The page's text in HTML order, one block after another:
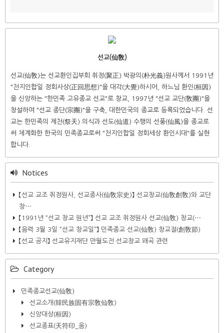
선교(仙敎)
선교(仙敎)는 선교환인집부회 취정(聚正) 박광의(朴光義)원사께서 1991년
"천지인합일 정회사상(正回思想)"을 대각(大覺)하시어, 하느님 환인(桓因)
을 신앙하는 "한민족 고유종교 선교"로 창교, 1997년 "선교 교단(敎團)"을
창설하여 "선교 종단(宗團)"을 구축, 대한민국의 종교로 등록되었습니다. 선
교는 한민족의 제천(祭天) 의식과 선도(仙道) 수행의 선풍(仙風)을 종교로
써 체계화한 한국의 민족종교로써 "천지인합일 정회세상 환인시대"를 실현
합니다.
Notices
【선교 교조 취정원사, 선교종사(仙敎宗史)】 선교창교(仙敎創敎)와 교단
창⋯
【1991년 “선교 창교 원년”】 선교 교조 취정원사 선교(仙敎) 창교(⋯
【음력 3월 3일 “선교 창교일”】 민족종교 선교(仙敎) 창교절(創敎節)
【선교 공지】 선교유지재단 만월도전 선교창교 왜곡 관련​
Category
민족종교선교(仙敎)
선교소개(韓民族固有宗敎仙敎)
신앙대상(桓因)
선교종표(天符印_옴)